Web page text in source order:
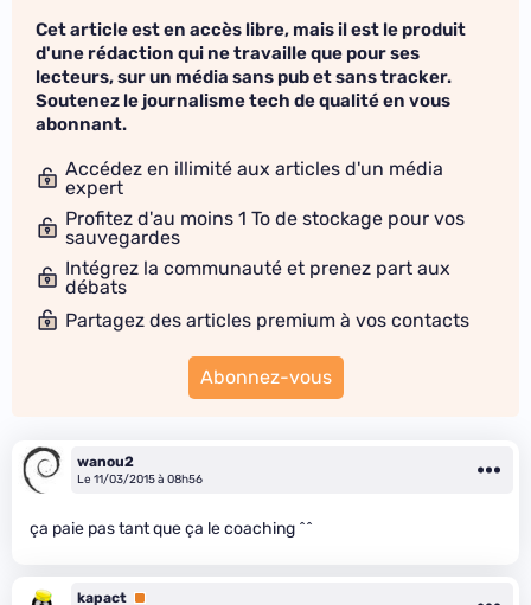
Cet article est en accès libre, mais il est le produit
d'une rédaction qui ne travaille que pour ses
lecteurs, sur un média sans pub et sans tracker.
Soutenez le journalisme tech de qualité en vous
abonnant.
Accédez en illimité aux articles d'un média
expert
Profitez d'au moins 1 To de stockage pour vos
sauvegardes
Intégrez la communauté et prenez part aux
débats
Partagez des articles premium à vos contacts
Abonnez-vous
wanou2
Le 11/03/2015 à 08h56
ça paie pas tant que ça le coaching ^^
kapact Premium